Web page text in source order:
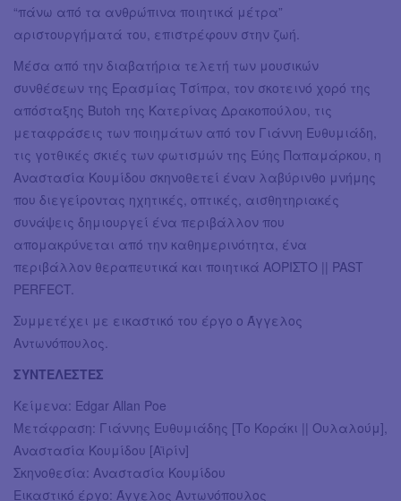
“πάνω από τα ανθρώπινα ποιητικά μέτρα”
αριστουργήματά του, επιστρέφουν στην ζωή.
Μέσα από την διαβατήρια τελετή των μουσικών
συνθέσεων της Ερασμίας Τσίπρα, τον σκοτεινό χορό της
απόσταξης Butoh της Κατερίνας Δρακοπούλου, τις
μεταφράσεις των ποιημάτων από τον Γιάννη Ευθυμιάδη,
τις γοτθικές σκιές των φωτισμών της Εύης Παπαμάρκου, η
Αναστασία Κουμίδου σκηνοθετεί έναν λαβύρινθο μνήμης
που διεγείροντας ηχητικές, οπτικές, αισθητηριακές
συνάψεις δημιουργεί ένα περιβάλλον που
απομακρύνεται από την καθημερινότητα, ένα
περιβάλλον θεραπευτικά και ποιητικά ΑΟΡΙΣΤΟ || PAST
PERFECT.
Συμμετέχει με εικαστικό του έργο ο Άγγελος
Αντωνόπουλος.
ΣΥΝΤΕΛΕΣΤΕΣ
Κείμενα: Edgar Allan Poe
Μετάφραση: Γιάννης Ευθυμιάδης [Το Κοράκι || Ουλαλούμ],
Αναστασία Κουμίδου [Αϊρίν]
Σκηνοθεσία: Αναστασία Κουμίδου
Εικαστικό έργο: Άγγελος Αντωνόπουλος